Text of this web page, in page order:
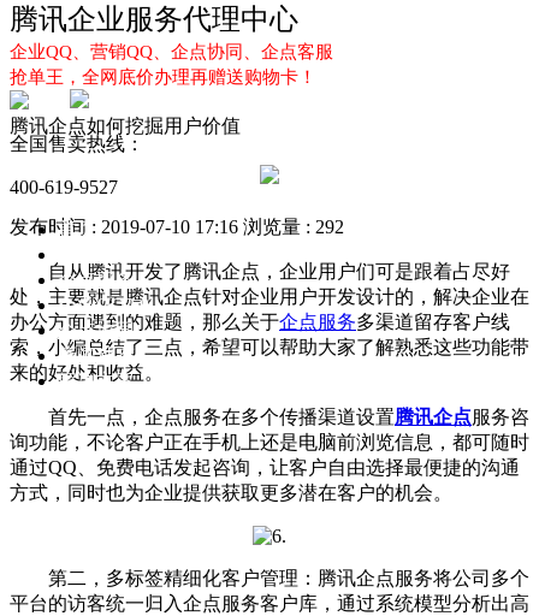
腾讯企业服务代理中心
企业QQ、营销QQ、企点协同、企点客服
抢单王，全网底价办理再赠送购物卡！
全国售卖热线：
400-619-9527
首页
企点服务
企业QQ2.0
企点协同
新闻动态
解决方案
腾讯企点如何挖掘用户价值
发布时间 : 2019-07-10 17:16 浏览量 : 292
自从腾讯开发了腾讯企点，企业用户们可是跟着占尽好
处，主要就是腾讯企点针对企业用户开发设计的，解决企业在
办公方面遇到的难题，那么关于企点服务多渠道留存客户线
索，小编总结了三点，希望可以帮助大家了解熟悉这些功能带
来的好处和收益。
首先一点，企点服务在多个传播渠道设置腾讯企点服务咨
询功能，不论客户正在手机上还是电脑前浏览信息，都可随时
通过QQ、免费电话发起咨询，让客户自由选择最便捷的沟通
方式，同时也为企业提供获取更多潜在客户的机会。
第二，多标签精细化客户管理：腾讯企点服务将公司多个
平台的访客统一归入企点服务客户库，通过系统模型分析出高